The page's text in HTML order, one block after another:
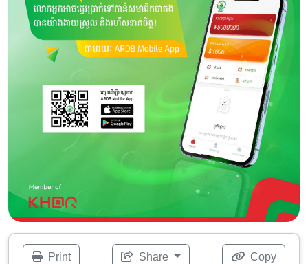
Print Share Copy